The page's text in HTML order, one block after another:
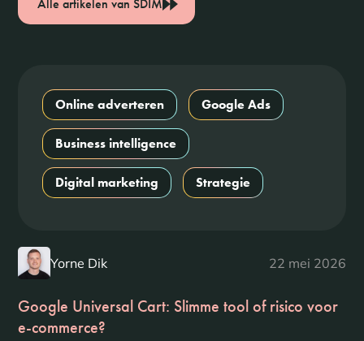
Alle artikelen van SDIM
Online adverteren Google Ads
Business intelligence
Digital marketing Strategie
Yorne Dik 22 mei 2026
Google Universal Cart: Slimme tool of risico voor
e-commerce?